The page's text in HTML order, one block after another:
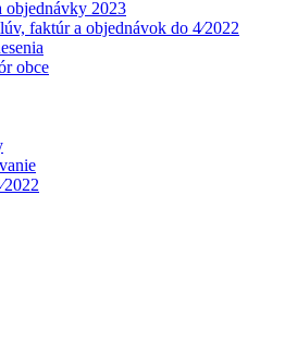
objednávky 2023
faktúr a objednávok do 4⁄2022
obce